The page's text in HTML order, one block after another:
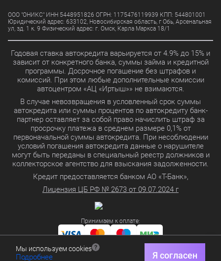
ООО "ОНИКС" ИНН 5448951826 ОГРН: 1175476119939 КПП: 544801001
Юридический адрес: 633102, Новосибирская область, г Обь, Арсенальная
ул, зд. 1 к. 9 Физический адрес: г. Омск, Карла Маркса 18/1
Годовая ставка автокредита варьируется от 4.9% до 15% и
зависит от конкретного банка, суммы займа и кредитной
программы. Досрочное погашение без штрафов и
комиссий. При этом любые дополнительные комиссии
автоцентром «АЦ «Иртыш»» не взимаются.
В случае невозвращения в условленный срок суммы
автокредита или суммы процентов по автокредиту банк-
партнер оставляет за собой право начислить штраф за
просрочку платежа в среднем размере 0,1% от
первоначальной суммы автокредита. При несоблюдении
условий погашения автокредита данные о нарушителе
могут быть переданы в специальный реестр должников и
коллекторское агентство для взыскания задолженности.
Кредит предоставляется банком АО «Т-Банк»,
Лицензия ЦБ РФ № 2673 от 09.07.2024 г
Принимаем к оплате:
Политика в отношении обработки персональных данных
Мы используем cookies
Подробнее Я согласен